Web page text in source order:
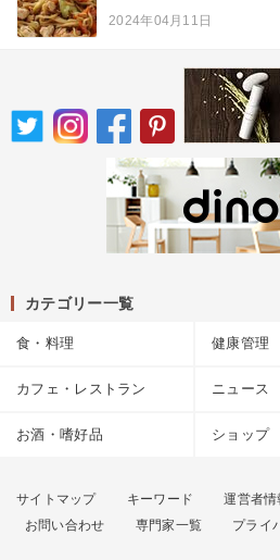
2024年04月11日
カテゴリー一覧
食・料理 健康管理
カフェ・レストラン ニュース
お酒・嗜好品 ショップ
サイトマップ キーワード 運営者情
お問い合わせ
専門家一覧 プライ